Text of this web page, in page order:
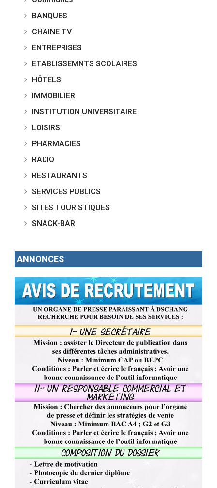
BANQUES
CHAINE TV
ENTREPRISES
ETABLISSEMNTS SCOLAIRES
HÔTELS
IMMOBILIER
INSTITUTION UNIVERSITAIRE
LOISIRS
PHARMACIES
RADIO
RESTAURANTS
SERVICES PUBLICS
SITES TOURISTIQUES
SNACK-BAR
ANNONCES